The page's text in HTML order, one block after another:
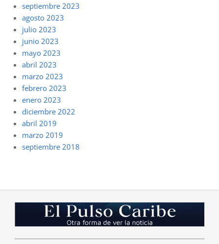
septiembre 2023
agosto 2023
julio 2023
junio 2023
mayo 2023
abril 2023
marzo 2023
febrero 2023
enero 2023
diciembre 2022
abril 2019
marzo 2019
septiembre 2018